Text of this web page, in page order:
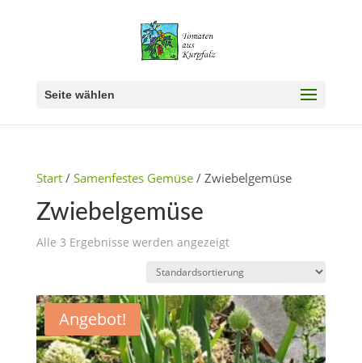
Seite wählen
Start/ Samenfestes Gemüse/ Zwiebelgemüse
Zwiebelgemüse
Alle 3 Ergebnisse werden angezeigt
Angebot!